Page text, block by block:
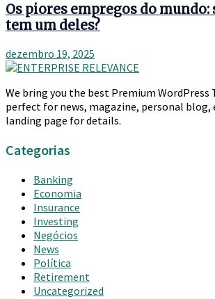
Os piores empregos do mundo:
tem um deles?
dezembro 19, 2025
We bring you the best Premium
perfect for news, magazine, personal blog,
landing page for details.
Categorias
Banking
Economia
Insurance
Investing
Negócios
News
Política
Retirement
Uncategorized